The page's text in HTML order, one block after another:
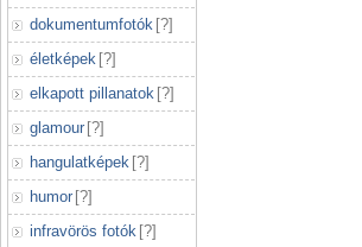
dokumentumfotók [?]
életképek [?]
elkapott pillanatok [?]
glamour [?]
hangulatképek [?]
humor [?]
infravörös fotók [?]